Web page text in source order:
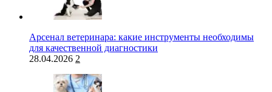
Арсенал ветеринара: какие инструменты необходимы
для качественной диагностики
28.04.2026 2